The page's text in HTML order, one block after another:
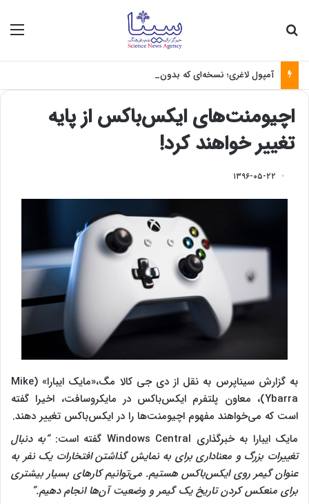
آمپول لاغری؛ نسخه‌ای که بدون تغذیه خطرناک می‌شود
اچیومنت‌های ایکس‌باکس از پایه
تغییر خواهند کرد!
۱۳۹۶-۰۵-۲۲
به گزارش سیناپرس به نقل از دی جی کالا مگ،«مایک ایبارا» (Mike
Ybarra)،‌ معاون پلتفرم ایکس‌باکس در مایکروسافت، اخیرا گفته
است که می‌خواهند مفهوم اچیومنت‌ها را در ایکس‌باکس تغییر دهند.
مایک ایبارا به خبرگذاری Windows Central گفته است:‌
“به دنبال
تغییرات بزرگ و معناداری برای به نمایش گذاشتن افتخارات یک نفر به
عنوان گیمر روی ایکس‌باکس هستیم. می‌توانیم کارهای بسیار بیشتری
برای منعکس کردن تاریخ یک گیمر و وضعیت آن‌ها انجام دهیم.”